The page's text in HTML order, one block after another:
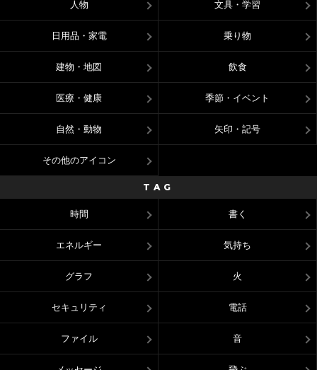
人物 文具・学習
日用品・家電 乗り物
建物・地図 飲食
医療・健康 季節・イベント
自然・動物 矢印・記号
その他のアイコン
TAG
時間 書く
エネルギー 気持ち
グラフ 火
セキュリティ 電話
ファイル 音